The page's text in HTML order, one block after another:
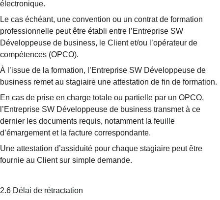
électronique.
Le cas échéant, une convention ou un contrat de formation
professionnelle peut être établi entre l’Entreprise SW
Développeuse de business, le Client et/ou l’opérateur de
compétences (OPCO).
À l’issue de la formation, l’Entreprise SW Développeuse de
business remet au stagiaire une attestation de fin de formation.
En cas de prise en charge totale ou partielle par un OPCO,
l’Entreprise SW Développeuse de business transmet à ce
dernier les documents requis, notamment la feuille
d’émargement et la facture correspondante.
Une attestation d’assiduité pour chaque stagiaire peut être
fournie au Client sur simple demande.
2.6 Délai de rétractation